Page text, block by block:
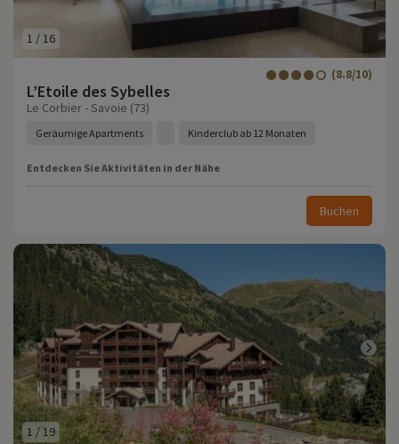
1 / 16
L’Etoile des Sybelles
(8.8/10)
Le Corbier - Savoie (73)
Geräumige Apartments Kinderclub ab 12 Monaten
Entdecken Sie Aktivitäten in der Nähe
Buchen
1 / 19